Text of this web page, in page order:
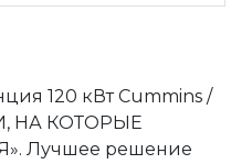
120 кВт Cummins /
НА КОТОРЫЕ
Лучшее решение